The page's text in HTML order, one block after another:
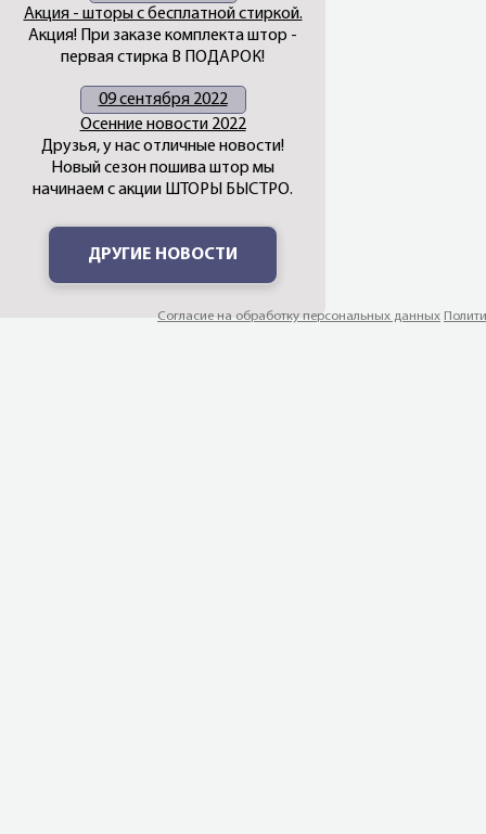
Акция - шторы с бесплатной стиркой.
Акция! При заказе комплекта штор -
первая стирка В ПОДАРОК!
09 сентября 2022
Осенние новости 2022
Друзья, у нас отличные новости!
Новый сезон пошива штор мы
начинаем с акции ШТОРЫ БЫСТРО.
ДРУГИЕ НОВОСТИ
Согласие на обработку персональных данных